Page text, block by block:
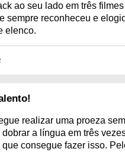
ao seu lado em três
sempre reconheceu e
elenco.
realizar uma proeza
a língua em três
consegue fazer isso.